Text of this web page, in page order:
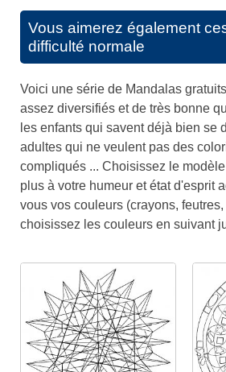
Vous aimerez également
difficulté normale
Voici une série de Mandalas
assez diversifiés et de très bonne
les enfants qui savent déjà bien se
adultes qui ne veulent pas des
compliqués ... Choisissez le
plus à votre humeur et état d'esprit
vous vos couleurs (crayons,
choisissez les couleurs en suivant